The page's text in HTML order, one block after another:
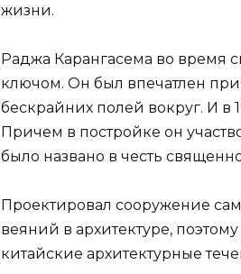
жизни.
Раджа Карангасема во время
ключом. Он был впечатлен
бескрайних полей вокруг. И в
Причем в постройке он
было названо в честь
Проектировал сооружение
веяний в архитектуре,
китайские архитектурные